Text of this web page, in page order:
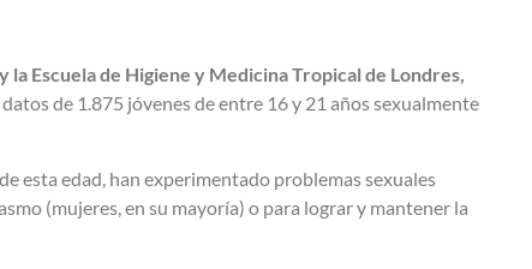
Escuela de Higiene y Medicina Tropical de Londres,
datos de 1.875 jóvenes de entre 16 y 21 años sexualmente
esta edad, han experimentado problemas sexuales
(mujeres, en su mayoría) o para lograr y mantener la